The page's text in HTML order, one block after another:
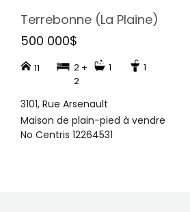
Terrebonne (La Plaine)
500 000$
11
2 +
2
1 1
3101, Rue Arsenault
Maison de plain-pied à vendre
No Centris 12264531